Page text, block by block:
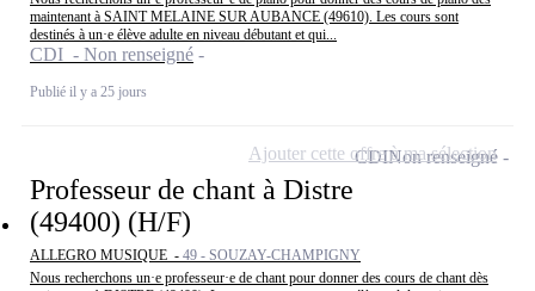
maintenant à SAINT MELAINE SUR AUBANCE (49610). Les cours sont
destinés à un·e élève adulte en niveau débutant et qui...
CDI - Non renseigné
Publié il y a 25 jours
Professeur de chant à Distre
(49400) (H/F)
ALLEGRO MUSIQUE - 49 - SOUZAY-CHAMPIGNY
Nous recherchons un·e professeur·e de chant pour donner des cours de chant dès
CDINon renseigné
Ajouter cette offre à ma sélection